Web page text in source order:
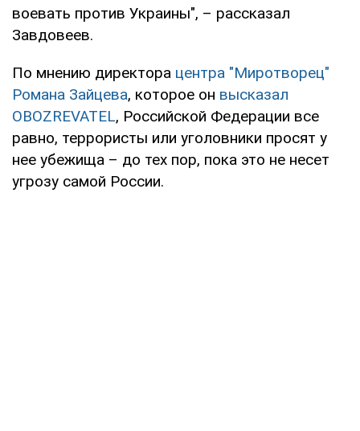
воевать против Украины", – рассказал
Завдовеев.
По мнению директора центра "Миротворец"
Романа Зайцева, которое он высказал
OBOZREVATEL, Российской Федерации все
равно, террористы или уголовники просят у
нее убежища – до тех пор, пока это не несет
угрозу самой России.